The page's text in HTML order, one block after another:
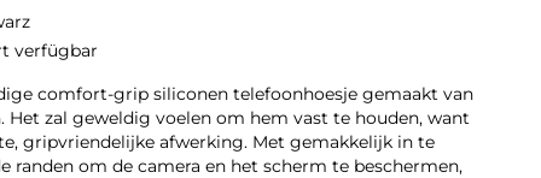
verfügbar
comfort-grip siliconen telefoonhoesje gemaakt van
zal geweldig voelen om hem vast te houden, want
gripvriendelijke afwerking. Met gemakkelijk in te
randen om de camera en het scherm te beschermen,